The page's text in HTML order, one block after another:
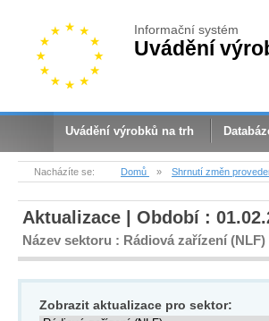
Informační systém
Uvádění
Uvádění výrobků na trh
Nacházíte se: Domů » Shrnutí změn
Aktualizace | Období :
Název sektoru : Rádiová zařízení (NLF)
Zobrazit aktualizace pro sektor: